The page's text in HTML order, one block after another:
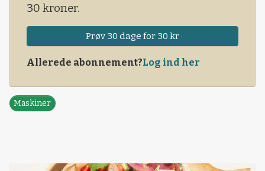
30 kroner.
Prøv 30 dage for 30 kr
Allerede abonnement?Log ind her
Maskiner